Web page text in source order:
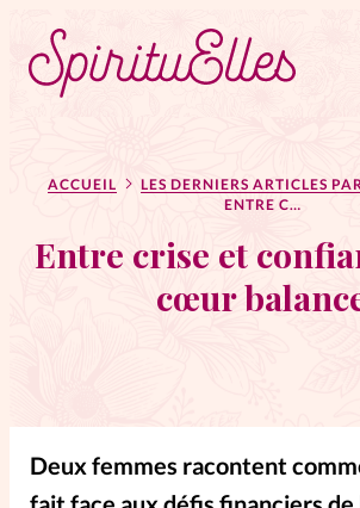
Tous les articles
Actus au féminin
Edito
ACCUEIL LES DERNIERS ARTICLES
ENTRE CRISE ET CONFIANCE, MON CŒUR BALANCE!
Entre crise et
cœur
Deux femmes racontent